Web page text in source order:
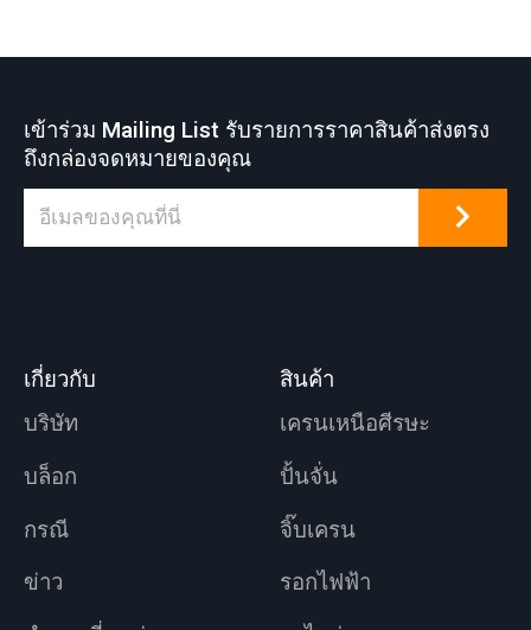
เข้าร่วม Mailing List รับรายการราคาสินค้าส่งตรง
ถึงกล่องจดหมายของคุณ
เกี่ยวกับ
บริษัท
บล็อก
กรณี
ข่าว
สินค้า
เครนเหนือศีรษะ
ปั้นจั่น
จิ๊บเครน
รอกไฟฟ้า